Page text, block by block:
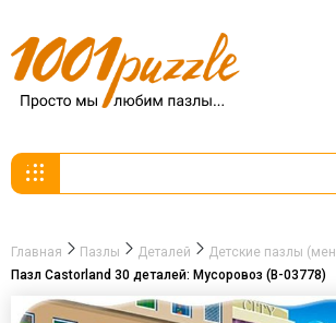
Главная Пазлы Деталей
Детские пазлы
Пазл Castorland 30 деталей: Мусоровоз (В-03778)